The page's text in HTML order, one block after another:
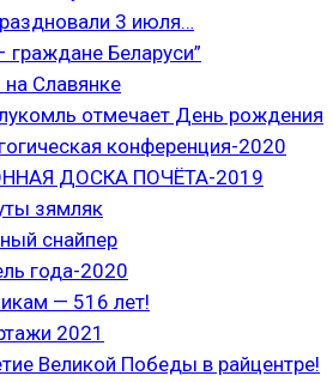
3 июля…
граждане Беларуси”
Славянке
отмечает День рождения
конференция-2020
ДОСКА ПОЧЁТА-2019
зямляк
снайпер
года-2020
— 516 лет!
2021
Великой Победы в райцентре!